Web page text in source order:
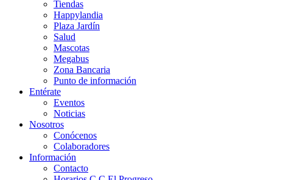
Tiendas
Happylandia
Plaza Jardín
Salud
Mascotas
Megabus
Zona Bancaria
Punto de información
Entérate
Eventos
Noticias
Nosotros
Conócenos
Colaboradores
Información
Contacto